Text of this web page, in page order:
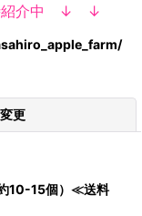
時紹介中 ↓ ↓
更
10-15個）≪送料